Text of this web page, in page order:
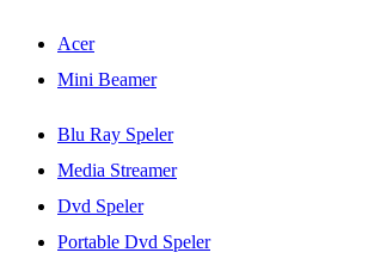
Acer
Mini Beamer
Blu Ray Speler
Media Streamer
Dvd Speler
Portable Dvd Speler